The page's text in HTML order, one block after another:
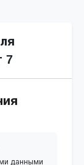
7
данными